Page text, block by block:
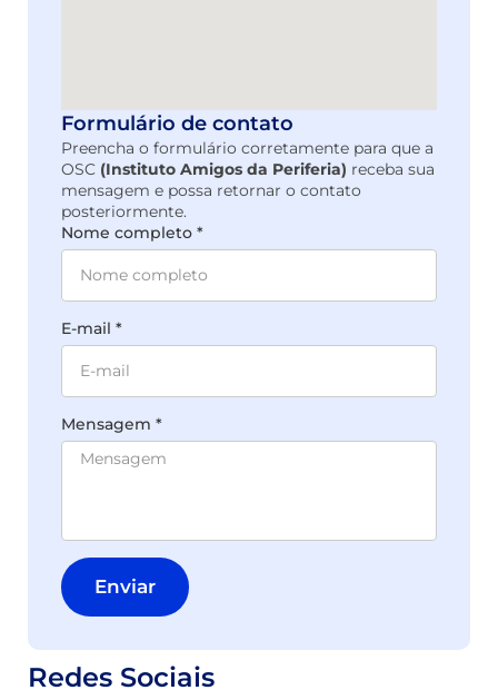
Formulário de contato
Preencha o formulário corretamente para que a
OSC (Instituto Amigos da Periferia) receba sua
mensagem e possa retornar o contato
posteriormente.
Nome completo *
E-mail *
Mensagem *
Enviar